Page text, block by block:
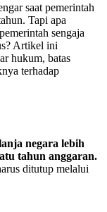
saat pemerintah
Tapi apa
sengaja
Artikel ini
hukum, batas
terhadap
negara lebih
tahun anggaran.
ditutup melalui